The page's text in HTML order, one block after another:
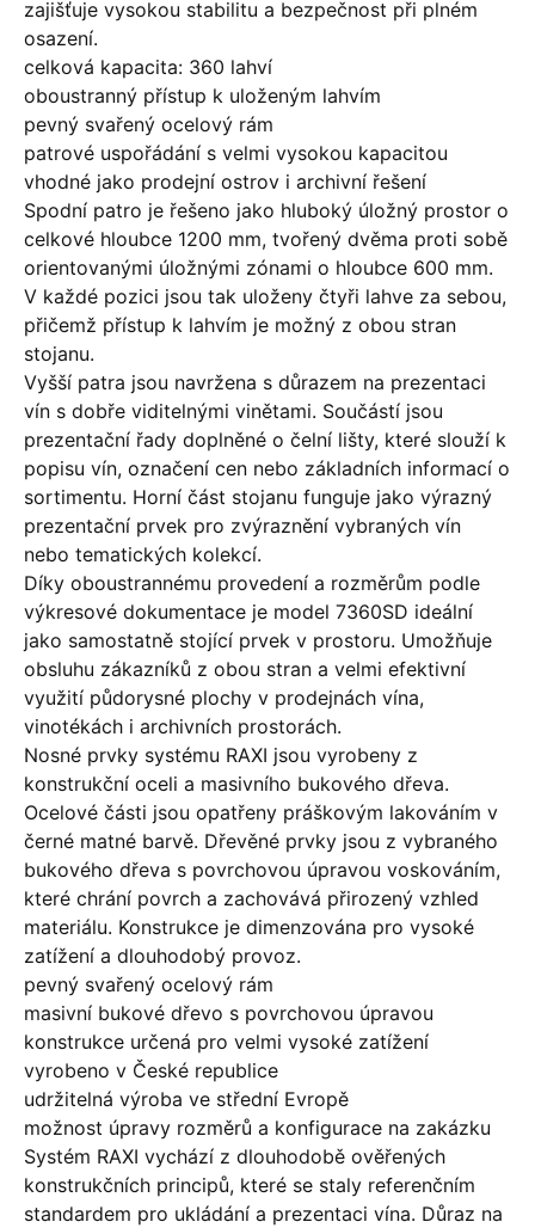
zajišťuje vysokou stabilitu a bezpečnost při plném
osazení.
celková kapacita: 360 lahví
oboustranný přístup k uloženým lahvím
pevný svařený ocelový rám
patrové uspořádání s velmi vysokou kapacitou
vhodné jako prodejní ostrov i archivní řešení
Spodní patro je řešeno jako hluboký úložný prostor o
celkové hloubce 1200 mm, tvořený dvěma proti sobě
orientovanými úložnými zónami o hloubce 600 mm.
V každé pozici jsou tak uloženy čtyři lahve za sebou,
přičemž přístup k lahvím je možný z obou stran
stojanu.
Vyšší patra jsou navržena s důrazem na prezentaci
vín s dobře viditelnými vinětami. Součástí jsou
prezentační řady doplněné o čelní lišty, které slouží k
popisu vín, označení cen nebo základních informací o
sortimentu. Horní část stojanu funguje jako výrazný
prezentační prvek pro zvýraznění vybraných vín
nebo tematických kolekcí.
Díky oboustrannému provedení a rozměrům podle
výkresové dokumentace je model 7360SD ideální
jako samostatně stojící prvek v prostoru. Umožňuje
obsluhu zákazníků z obou stran a velmi efektivní
využití půdorysné plochy v prodejnách vína,
vinotékách i archivních prostorách.
Nosné prvky systému RAXI jsou vyrobeny z
konstrukční oceli a masivního bukového dřeva.
Ocelové části jsou opatřeny práškovým lakováním v
černé matné barvě. Dřevěné prvky jsou z vybraného
bukového dřeva s povrchovou úpravou voskováním,
které chrání povrch a zachovává přirozený vzhled
materiálu. Konstrukce je dimenzována pro vysoké
zatížení a dlouhodobý provoz.
pevný svařený ocelový rám
masivní bukové dřevo s povrchovou úpravou
konstrukce určená pro velmi vysoké zatížení
vyrobeno v České republice
udržitelná výroba ve střední Evropě
možnost úpravy rozměrů a konfigurace na zakázku
Systém RAXI vychází z dlouhodobě ověřených
konstrukčních principů, které se staly referenčním
standardem pro ukládání a prezentaci vína. Důraz na